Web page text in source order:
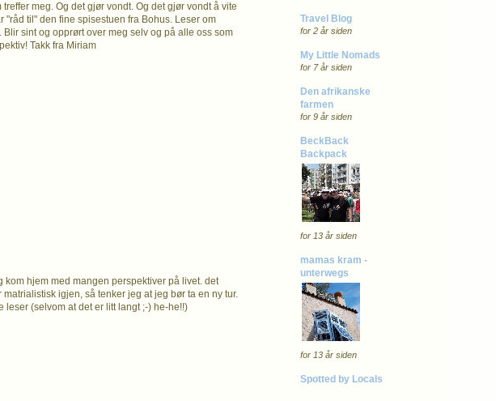
meg. Og det gjør vondt. Og det gjør vondt å vite
til" den fine spisestuen fra Bohus. Leser om
sint og opprørt over meg selv og på alle oss som
Takk fra Miriam
hjem med mangen perspektiver på livet. det
igjen, så tenker jeg at jeg bør ta en ny tur.
(selvom at det er litt langt ;-) he-he!!)
Travel Blog
for 2 år siden
My Little Nomads
for 7 år siden
Den afrikanske
farmen
for 9 år siden
BeckBack
Backpack
for 13 år siden
mamas kram -
unterwegs
for 13 år siden
Spotted by Locals